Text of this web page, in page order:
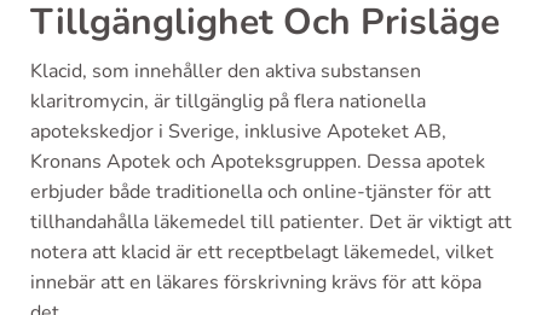
Tillgänglighet Och Prisläge
Klacid, som innehåller den aktiva substansen
klaritromycin, är tillgänglig på flera nationella
apotekskedjor i Sverige, inklusive Apoteket AB,
Kronans Apotek och Apoteksgruppen. Dessa apotek
erbjuder både traditionella och online-tjänster för att
tillhandahålla läkemedel till patienter. Det är viktigt att
notera att klacid är ett receptbelagt läkemedel, vilket
innebär att en läkares förskrivning krävs för att köpa